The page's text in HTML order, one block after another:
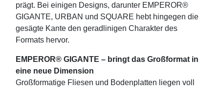
prägt. Bei einigen Designs, darunter EMPEROR®
GIGANTE, URBAN und SQUARE hebt hingegen die
gesägte Kante den geradlinigen Charakter des
Formats hervor.
EMPEROR® GIGANTE – bringt das Großformat in
eine neue Dimension
Großformatige Fliesen und Bodenplatten liegen voll